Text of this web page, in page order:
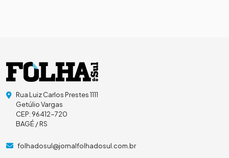
Rua Luiz Carlos Prestes 1111
Getúlio Vargas
CEP: 96412-720
BAGÉ / RS
folhadosul@jornalfolhadosul.com.br